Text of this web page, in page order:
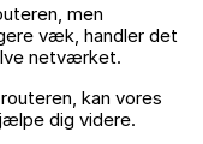
men
væk, handler det
netværket.
kan vores
dig videre.